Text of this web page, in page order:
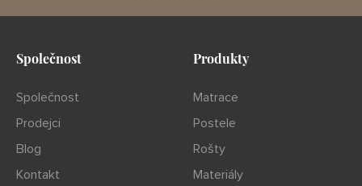
Společnost
Společnost
Prodejci
Blog
Kontakt
Produkty
Matrace
Postele
Rošty
Materiály